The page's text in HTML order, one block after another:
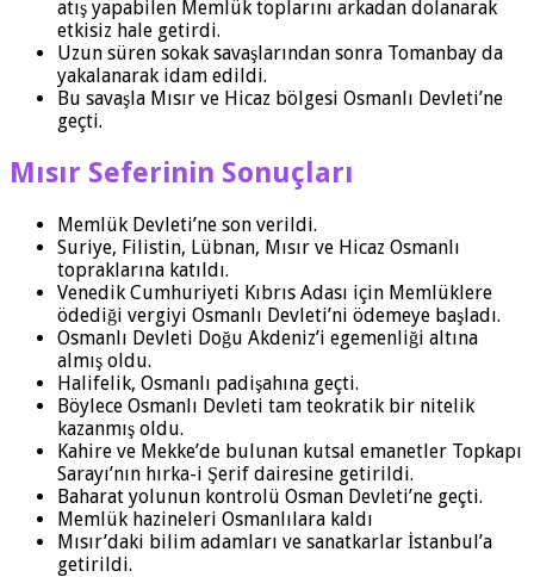
atış yapabilen Memlük toplarını arkadan dolanarak
etkisiz hale getirdi.
Uzun süren sokak savaşlarından sonra Tomanbay da
yakalanarak idam edildi.
Bu savaşla Mısır ve Hicaz bölgesi Osmanlı Devleti’ne
geçti.
Mısır Seferinin Sonuçları
Memlük Devleti’ne son verildi.
Suriye, Filistin, Lübnan, Mısır ve Hicaz Osmanlı
topraklarına katıldı.
Venedik Cumhuriyeti Kıbrıs Adası için Memlüklere
ödediği vergiyi Osmanlı Devleti’ni ödemeye başladı.
Osmanlı Devleti Doğu Akdeniz’i egemenliği altına
almış oldu.
Halifelik, Osmanlı padişahına geçti.
Böylece Osmanlı Devleti tam teokratik bir nitelik
kazanmış oldu.
Kahire ve Mekke’de bulunan kutsal emanetler Topkapı
Sarayı’nın hırka-i Şerif dairesine getirildi.
Baharat yolunun kontrolü Osman Devleti’ne geçti.
Memlük hazineleri Osmanlılara kaldı
Mısır’daki bilim adamları ve sanatkarlar İstanbul’a
getirildi.